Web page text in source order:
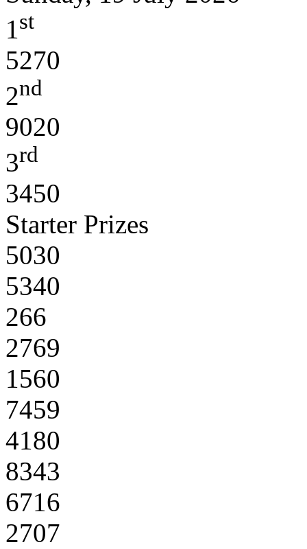
1st
5270
2nd
9020
3rd
3450
Starter Prizes
5030
5340
266
2769
1560
7459
4180
8343
6716
2707